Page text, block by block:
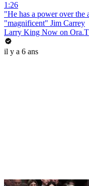
1:26
"He has a power over the
"magnificent" Jim Carrey
Larry King Now on
il y a 6 ans